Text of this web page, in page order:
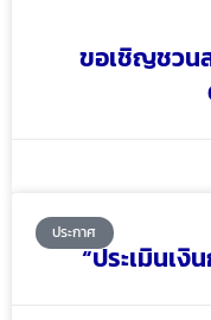
ขอเชิญชวน
ประกาศ
“ประเมินเงิ